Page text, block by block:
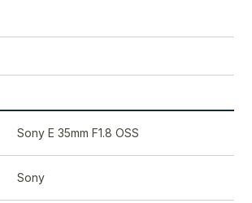
Sony E 35mm F1.8 OSS
Sony